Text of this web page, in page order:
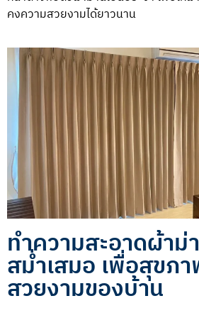
คงความสวยงามได้ยาวนาน
ทำความสะอาดผ้าม่
สม่ำเสมอ เพื่อสุขภ
สวยงามของบ้าน